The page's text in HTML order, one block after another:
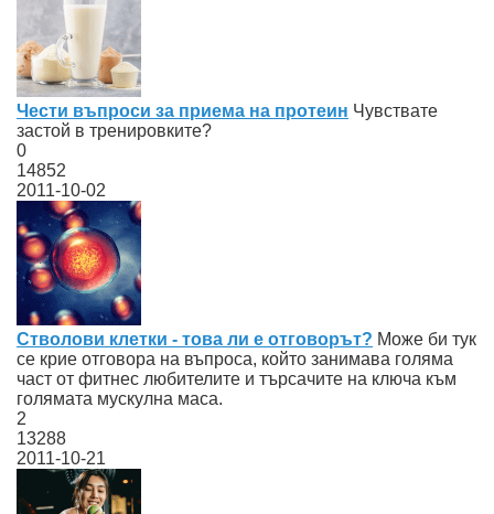
Чести въпроси за приема на протеин Чувствате
застой в тренировките?
0
14852
2011-10-02
Стволови клетки - това ли е отговорът? Mоже би тук
се крие отговора на въпроса, който занимава голяма
част от фитнес любителите и търсачите на ключа към
голямата мускулна маса.
2
13288
2011-10-21